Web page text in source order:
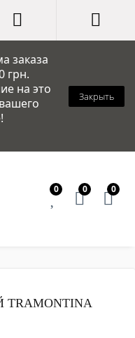
заказа
грн.
на это
Закрыть
0 0 0